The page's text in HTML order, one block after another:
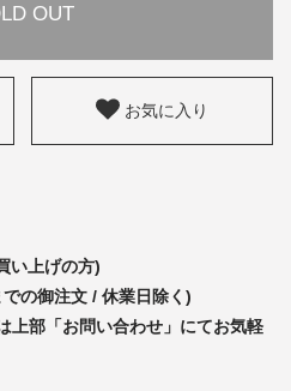
OUT
お気に入り
い上げの方)
の御注文 / 休業日除く)
上部「お問い合わせ」にてお気軽